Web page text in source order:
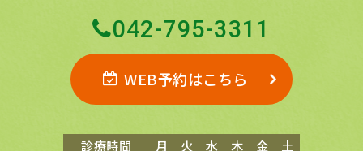
042-795-3311
WEB予約はこちら
診療時間 月 火 水 木 金
土